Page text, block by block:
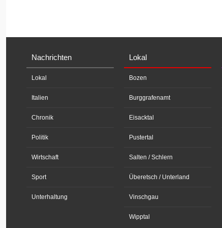
Nachrichten
Lokal
Italien
Chronik
Politik
Wirtschaft
Sport
Unterhaltung
Lokal
Bozen
Burggrafenamt
Eisacktal
Pustertal
Salten / Schlern
Überetsch / Unterland
Vinschgau
Wipptal